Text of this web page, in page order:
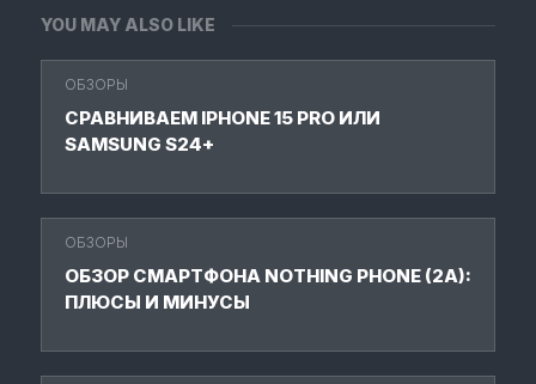
YOU MAY ALSO LIKE
ОБЗОРЫ
СРАВНИВАЕМ IPHONE 15 PRO ИЛИ
SAMSUNG S24+
ОБЗОРЫ
ОБЗОР СМАРТФОНА NOTHING PHONE (2A):
ПЛЮСЫ И МИНУСЫ